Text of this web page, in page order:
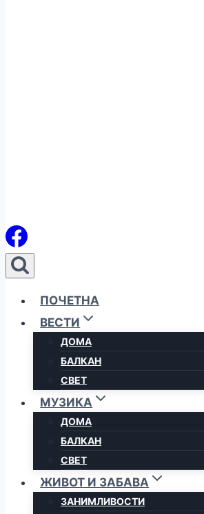
ПОЧЕТНА
ВЕСТИ
ДОМА
БАЛКАН
СВЕТ
МУЗИКА
ДОМА
БАЛКАН
СВЕТ
ЖИВОТ И ЗАБАВА
ЗАНИМЛИВОСТИ